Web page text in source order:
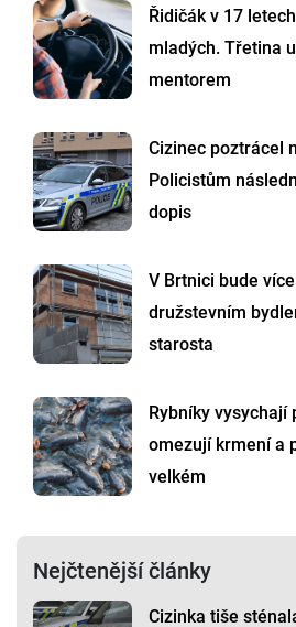
Řidičák v 17
mladých. Třetina
mentorem
Cizinec poztrácel
Policistům
dopis
V Brtnici bude
družstevním
starosta
Rybníky vysychají
omezují krmení a
velkém
Nejčtenější články
Cizinka tiše